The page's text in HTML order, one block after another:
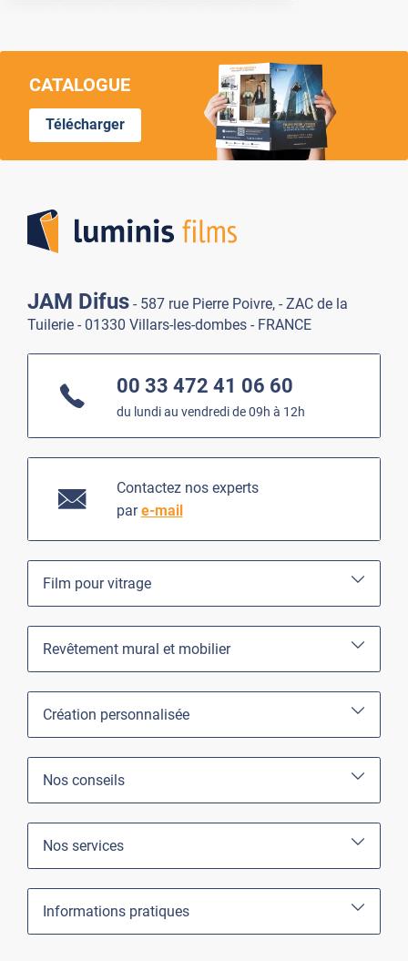
CATALOGUE
Télécharger
JAM Difus - 587 rue Pierre Poivre, - ZAC de la
Tuilerie - 01330 Villars-les-dombes - FRANCE
00 33 472 41 06 60
du lundi au vendredi de 09h à 12h
Contactez nos experts
pare-mail
Film pour vitrage
Revêtement mural et mobilier
Création personnalisée
Nos conseils
Nos services
Informations pratiques